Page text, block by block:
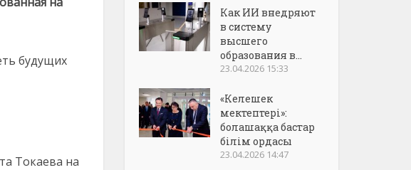
будущих
Токаева на
Как ИИ внедряют
в систему
высшего
образования в...
23.04.2026 15:33
«Келешек
мектептері»:
болашаққа бастар
білім ордасы
23.04.2026 14:47